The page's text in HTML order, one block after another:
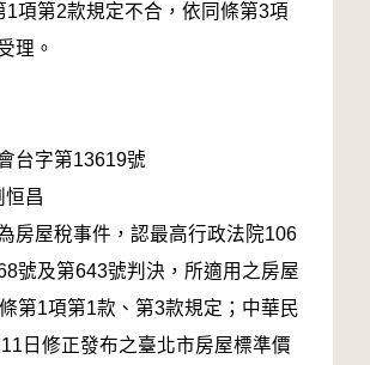
1項第2款規定不合，依同條第3項
理。
字第13619號
恒昌
房屋稅事件，認最高行政法院106
號及第643號判決，所適用之房屋
第1項第1款、第3款規定；中華民
日修正發布之臺北市房屋標準價